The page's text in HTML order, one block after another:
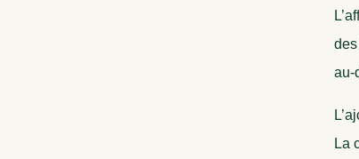
des
au-
La